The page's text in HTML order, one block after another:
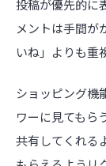
投稿が優先的に
メントは手間が
いね」よりも重
ショッピング機
ワーに見てもら
共有してくれる